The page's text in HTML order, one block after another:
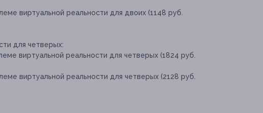
виртуальной реальности для двоих (1148 руб.
для четверых:
виртуальной реальности для четверых (1824 руб.
виртуальной реальности для четверых (2128 руб.